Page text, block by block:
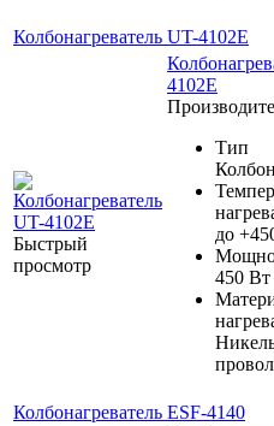
Колбонагреватель UT-4102E
Быстрый
просмотр
4102E
Тип
до
450 Вт
Колбонагреватель ESF-4140